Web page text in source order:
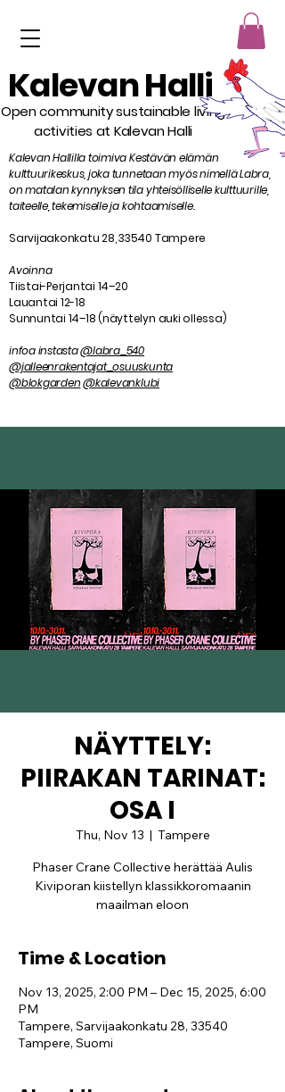
Open community sustainable living
activities at Kalevan Halli
Kalevan Hallilla toimiva Kestävän elämän
kulttuurikeskus, joka tunnetaan myös nimellä Labra,
on matalan kynnyksen tila yhteisölliselle kulttuurille,
taiteelle, tekemiselle ja kohtaamiselle.
Sarvijaakonkatu 28, 33540 Tampere
Avoinna
Tiistai-Perjantai 14–20
Lauantai 12-18
Sunnuntai 14–18 (näyttelyn auki ollessa)
infoa instasta@labra_540
@jalleenrakentajat_osuuskunta
@blokgarden@kalevanklubi
Kalevan Halli
NÄYTTELY:
PIIRAKAN TARINAT:
OSA I
Thu, Nov 13
  |
Tampere
Phaser Crane Collective herättää Aulis
Kiviporan kiistellyn klassikkoromaanin
maailman eloon
Time & Location
Nov 13, 2025, 2:00 PM – Dec 15, 2025, 6:00
PM
Tampere, Sarvijaakonkatu 28, 33540
Tampere, Suomi